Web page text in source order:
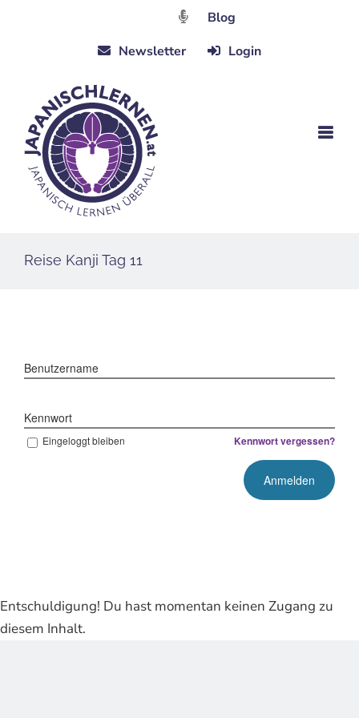
Blog
Newsletter
Login
Reise Kanji Tag 11
Benutzername
Kennwort
Eingeloggt bleiben Kennwort vergessen?
Entschuldigung! Du hast momentan keinen Zugang zu
diesem Inhalt.